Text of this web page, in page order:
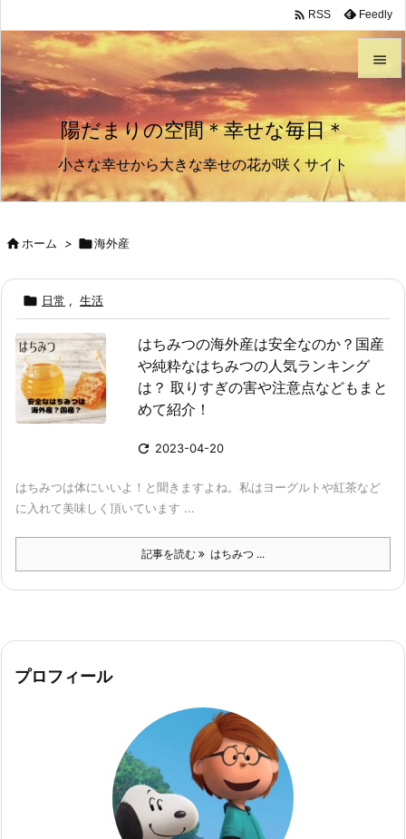
陽だまりの空間＊幸せな毎日＊
小さな幸せから大きな幸せの花が咲くサイト


メニュ

サイド

 RSS Feedly
ホーム > 海外産
 日常 , 生活
はちみつの海外産は安全なのか？国産
や純粋なはちみつの人気ランキング
は？ 取りすぎの害や注意点などもまと
めて紹介！
 2023-04-20
はちみつは体にいいよ！と聞きますよね。私はヨーグルトや紅茶など
に入れて美味しく頂いています ...
記事を読む はちみつ ...
プロフィール